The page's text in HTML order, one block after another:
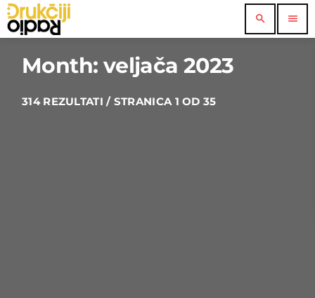
search menu
Month: veljača 2023
314 REZULTATI / STRANICA 1 OD 35